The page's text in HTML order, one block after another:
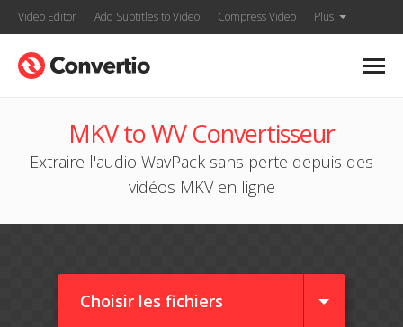
Video Editor Add Subtitles to Video Compress Video Plus
MKV to WV Convertisseur
Extraire l'audio WavPack sans perte depuis des
vidéos MKV en ligne
Choisir les fichiers